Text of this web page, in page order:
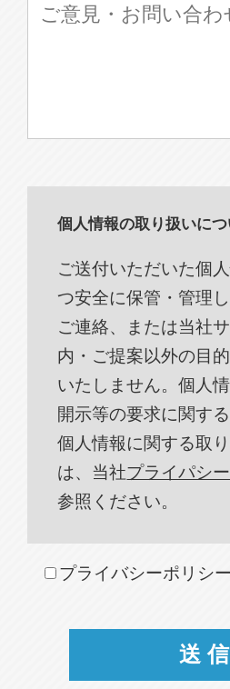
個人情報の取り扱いに
ご送付いただいた個
つ安全に保管・管理
ご連絡、または当社
内・ご提案以外の目
いたしません。個人情
開示等の要求に関す
個人情報に関する取
は、当社プライパシ
参照ください。
プライバシーポリシ